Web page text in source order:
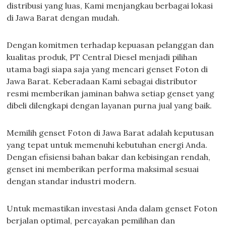
distribusi yang luas, Kami menjangkau berbagai lokasi
di Jawa Barat dengan mudah.
Dengan komitmen terhadap kepuasan pelanggan dan
kualitas produk, PT Central Diesel menjadi pilihan
utama bagi siapa saja yang mencari genset Foton di
Jawa Barat. Keberadaan Kami sebagai distributor
resmi memberikan jaminan bahwa setiap genset yang
dibeli dilengkapi dengan layanan purna jual yang baik.
Memilih genset Foton di Jawa Barat adalah keputusan
yang tepat untuk memenuhi kebutuhan energi Anda.
Dengan efisiensi bahan bakar dan kebisingan rendah,
genset ini memberikan performa maksimal sesuai
dengan standar industri modern.
Untuk memastikan investasi Anda dalam genset Foton
berjalan optimal, percayakan pemilihan dan